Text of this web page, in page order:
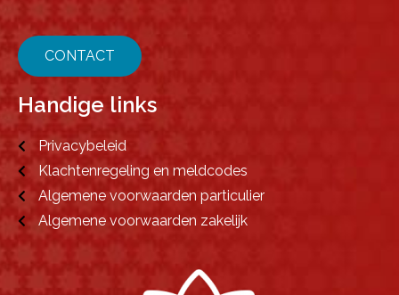
CONTACT
Handige links
Privacybeleid
Klachtenregeling en meldcodes
Algemene voorwaarden particulier
Algemene voorwaarden zakelijk